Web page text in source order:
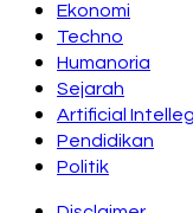
Ekonomi
Techno
Humanoria
Sejarah
Artificial
Pendidikan
Politik